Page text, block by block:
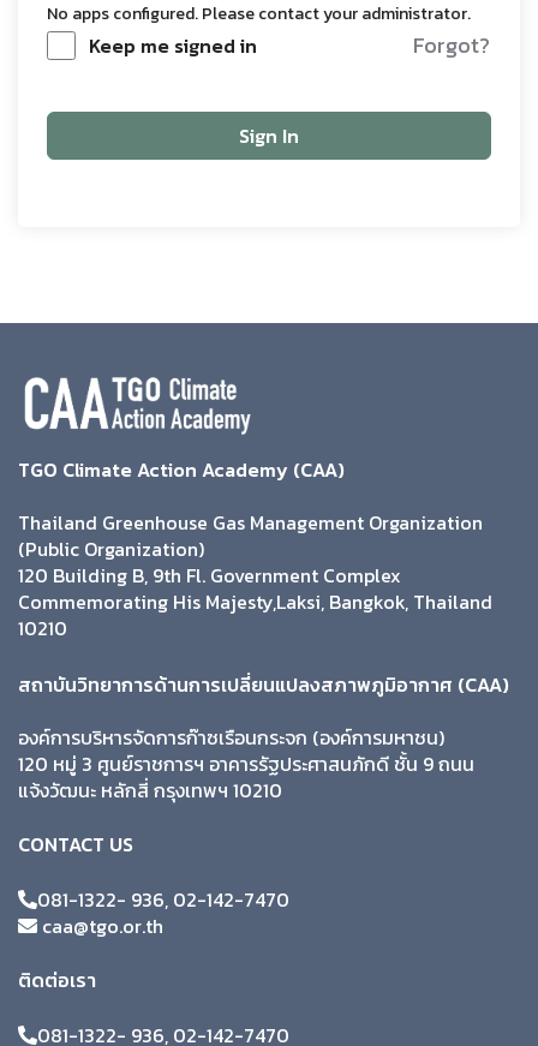
No apps configured. Please contact your administrator.
Keep me signed in Forgot?
Sign In
TGO Climate Action Academy (CAA)
Thailand Greenhouse Gas Management Organization
(Public Organization)
120 Building B, 9th Fl. Government Complex
Commemorating His Majesty,Laksi, Bangkok, Thailand
10210
สถาบันวิทยาการด้านการเปลี่ยนแปลงสภาพภูมิอากาศ (CAA)
องค์การบริหารจัดการก๊าซเรือนกระจก (องค์การมหาชน)
120 หมู่ 3 ศูนย์ราชการฯ อาคารรัฐประศาสนภักดี ชั้น 9 ถนน
แจ้งวัฒนะ หลักสี่ กรุงเทพฯ 10210
CONTACT US
081-1322- 936, 02-142-7470
caa@tgo.or.th
ติดต่อเรา
081-1322- 936, 02-142-7470